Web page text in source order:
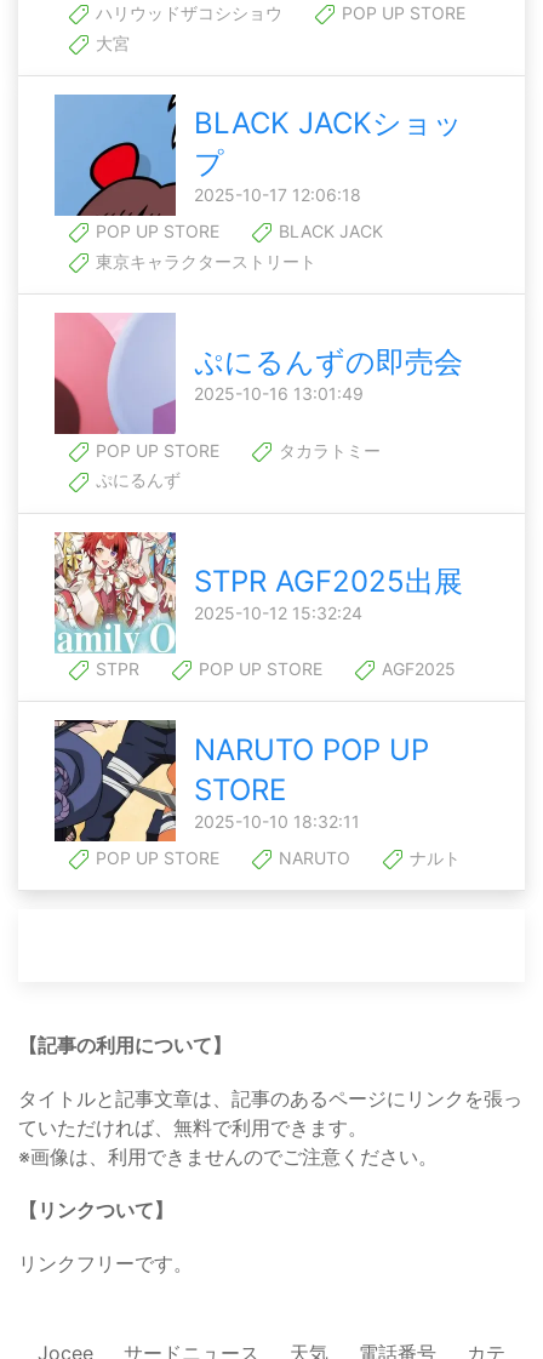
ハリウッドザコシショウ
POP UP STORE
大宮
BLACK JACKショッ
プ
2025-10-17 12:06:18
POP UP STORE
BLACK JACK
東京キャラクターストリート
ぷにるんずの即売会
2025-10-16 13:01:49
POP UP STORE
タカラトミー
ぷにるんず
STPR AGF2025出展
2025-10-12 15:32:24
STPR POP UP STORE AGF2025
NARUTO POP UP
STORE
2025-10-10 18:32:11
POP UP STORE
NARUTO ナルト
【記事の利用について】
タイトルと記事文章は、記事のあるページにリンクを張っ
ていただければ、無料で利用できます。
※画像は、利用できませんのでご注意ください。
【リンクついて】
リンクフリーです。
Jocee サードニュース 天気 電話番号 カテ